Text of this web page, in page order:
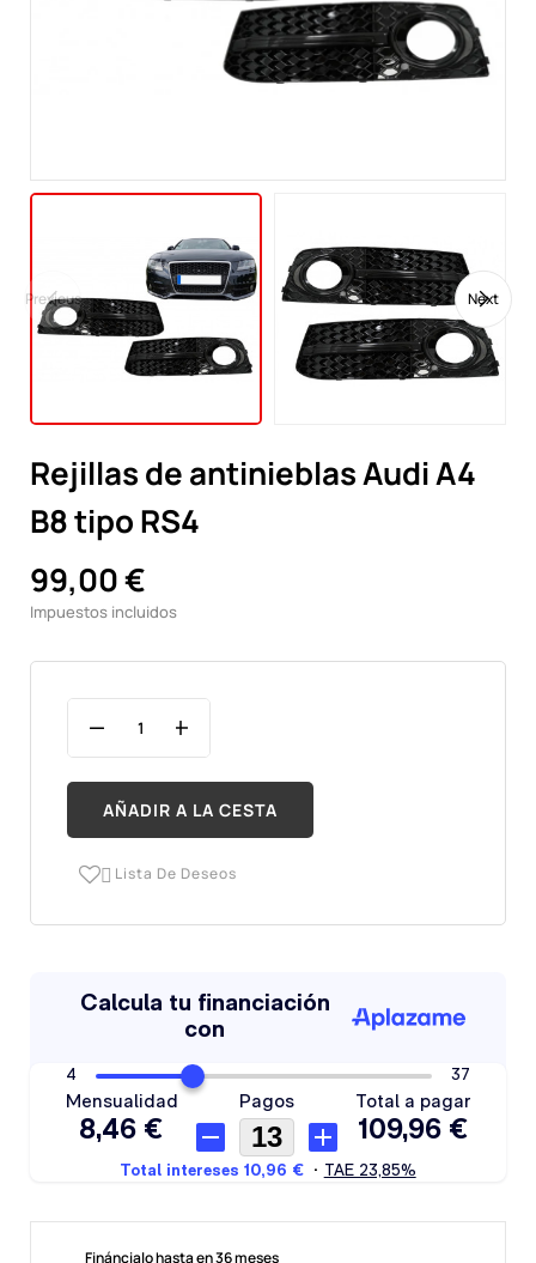
Previous Next
Rejillas de antinieblas Audi A4
B8 tipo RS4
99,00 €
Impuestos incluidos
AÑADIR A LA CESTA
 Lista De Deseos
Fináncialo hasta en 36 meses